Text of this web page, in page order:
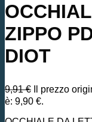
ZIPPO
DIOT
9,91€ Il prezzo
è: 9,90 €.